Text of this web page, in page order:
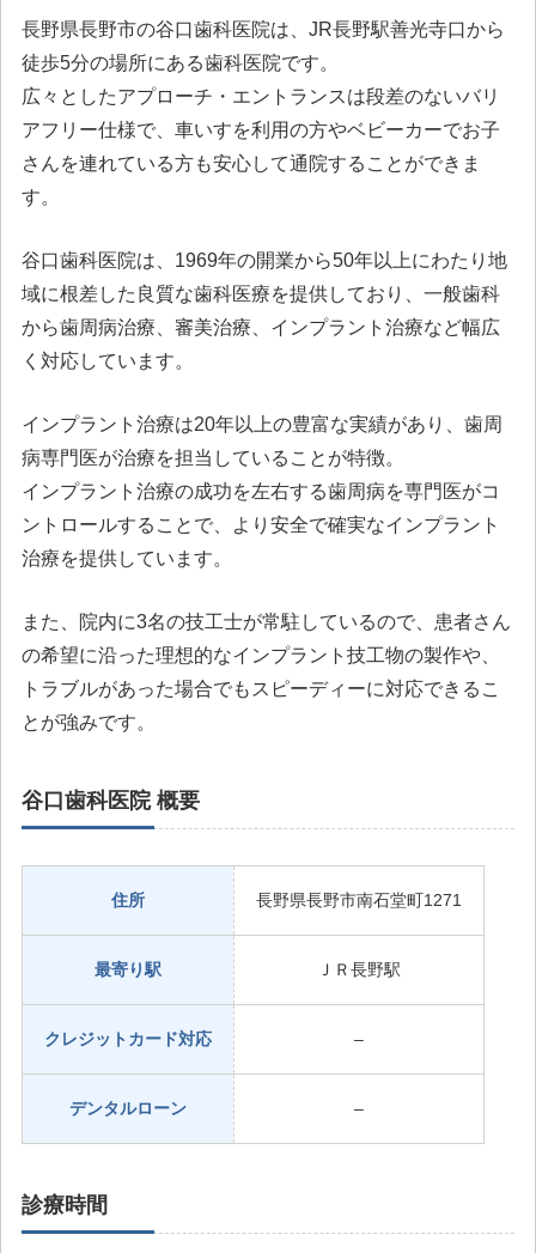
長野県長野市の谷口歯科医院は、JR長野駅善光寺口から
徒歩5分の場所にある歯科医院です。
広々としたアプローチ・エントランスは段差のないバリ
アフリー仕様で、車いすを利用の方やベビーカーでお子
さんを連れている方も安心して通院することができま
す。
谷口歯科医院は、1969年の開業から50年以上にわたり地
域に根差した良質な歯科医療を提供しており、一般歯科
から歯周病治療、審美治療、インプラント治療など幅広
く対応しています。
インプラント治療は20年以上の豊富な実績があり、歯周
病専門医が治療を担当していることが特徴。
インプラント治療の成功を左右する歯周病を専門医がコ
ントロールすることで、より安全で確実なインプラント
治療を提供しています。
また、院内に3名の技工士が常駐しているので、患者さん
の希望に沿った理想的なインプラント技工物の製作や、
トラブルがあった場合でもスピーディーに対応できるこ
とが強みです。
谷口歯科医院 概要
住所 長野県長野市南石堂町1271
最寄り駅 ＪＲ長野駅
クレジットカード対応 –
デンタルローン –
診療時間